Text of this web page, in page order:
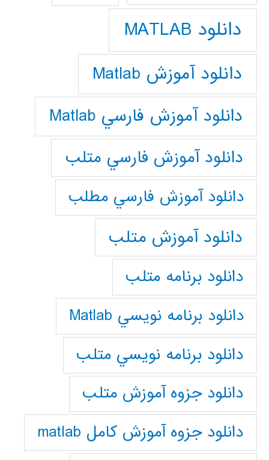
دانلود MATLAB
دانلود آموزش Matlab
دانلود آموزش فارسي Matlab
دانلود آموزش فارسي متلب
دانلود آموزش فارسي مطلب
دانلود آموزش متلب
دانلود برنامه متلب
دانلود برنامه نويسي Matlab
دانلود برنامه نويسي متلب
دانلود جزوه آموزش متلب
دانلود جزوه آموزش کامل matlab